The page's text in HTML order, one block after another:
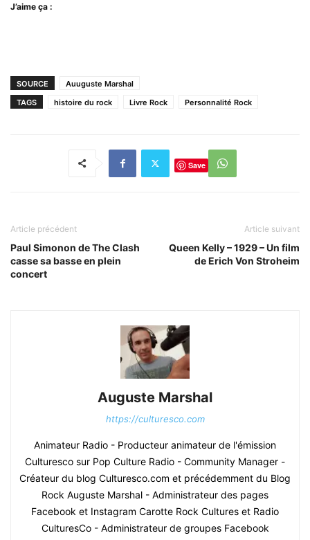
J’aime ça :
SOURCE
Auuguste Marshal
TAGS
histoire du rock Livre Rock Personnalité Rock
Save
Article précédent
Paul Simonon de The Clash
casse sa basse en plein
concert
Article suivant
Queen Kelly – 1929 – Un film
de Erich Von Stroheim
Auguste Marshal
https://culturesco.com
Animateur Radio - Producteur animateur de l'émission
Culturesco sur Pop Culture Radio - Community Manager -
Créateur du blog Culturesco.com et précédemment du Blog
Rock Auguste Marshal - Administrateur des pages
Facebook et Instagram Carotte Rock Cultures et Radio
CulturesCo - Administrateur de groupes Facebook